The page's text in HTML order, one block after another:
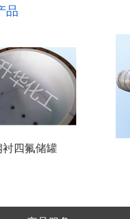
品
衬四氟储罐